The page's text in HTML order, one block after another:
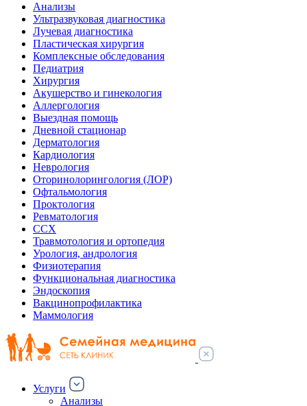
Анализы
Ультразвуковая диагностика
Лучевая диагностика
Пластическая хирургия
Комплексные обследования
Педиатрия
Хирургия
Акушерство и гинекология
Аллергология
Выездная помощь
Дневной стационар
Дерматология
Кардиология
Неврология
Оторинолорингология (ЛОР)
Офтальмология
Проктология
Ревматология
ССХ
Травмотология и ортопедия
Урология, андрология
Физиотерапия
Функциональная диагностика
Эндоскопия
Вакцинопрофилактика
Маммология
Услуги
Анализы